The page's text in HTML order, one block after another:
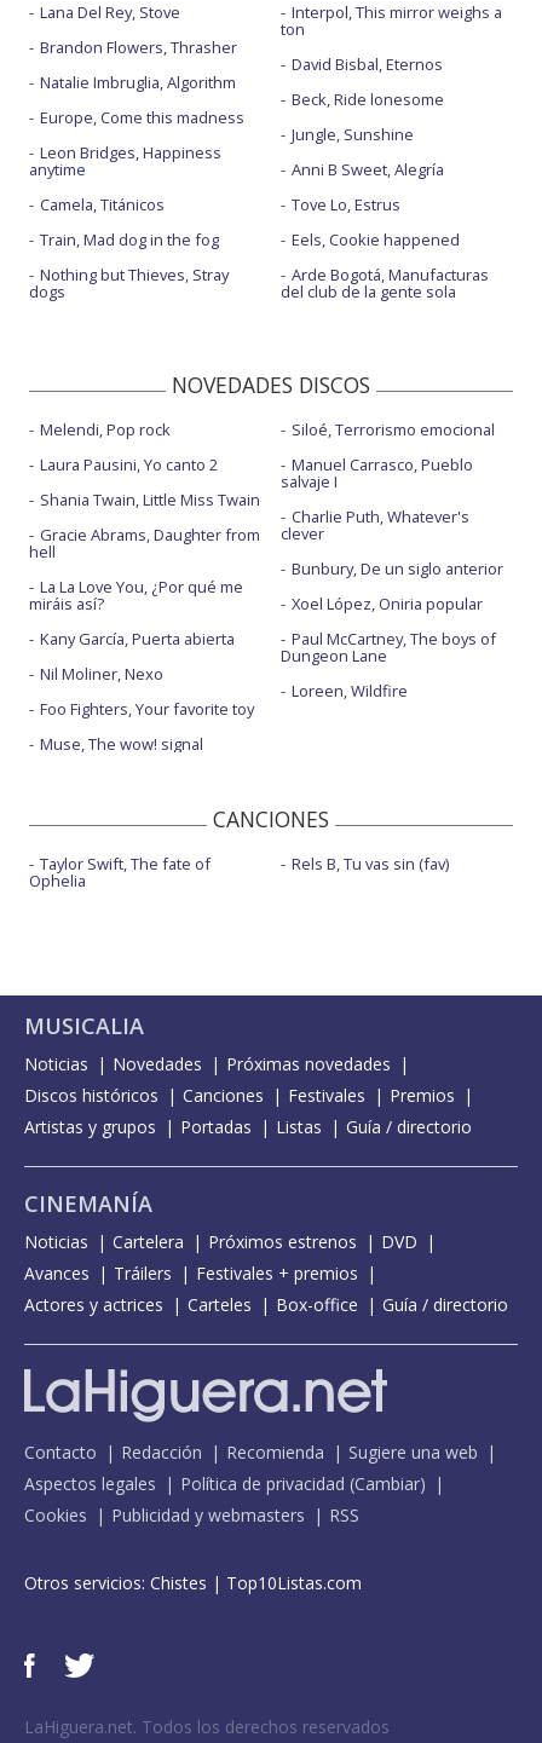
Lana Del Rey, Stove
Brandon Flowers, Thrasher
Natalie Imbruglia, Algorithm
Europe, Come this madness
Leon Bridges, Happiness
anytime
Camela, Titánicos
Train, Mad dog in the fog
Nothing but Thieves, Stray
dogs
Interpol, This mirror weighs a
ton
David Bisbal, Eternos
Beck, Ride lonesome
Jungle, Sunshine
Anni B Sweet, Alegría
Tove Lo, Estrus
Eels, Cookie happened
Arde Bogotá, Manufacturas
del club de la gente sola
NOVEDADES DISCOS
Melendi, Pop rock
Laura Pausini, Yo canto 2
Shania Twain, Little Miss Twain
Gracie Abrams, Daughter from
hell
La La Love You, ¿Por qué me
miráis así?
Kany García, Puerta abierta
Nil Moliner, Nexo
Foo Fighters, Your favorite toy
Muse, The wow! signal
Siloé, Terrorismo emocional
Manuel Carrasco, Pueblo
salvaje I
Charlie Puth, Whatever's
clever
Bunbury, De un siglo anterior
Xoel López, Oniria popular
Paul McCartney, The boys of
Dungeon Lane
Loreen, Wildfire
CANCIONES
Taylor Swift, The fate of
Ophelia
Rels B, Tu vas sin (fav)
MUSICALIA
Noticias Novedades
Próximas novedades
Discos históricos
Canciones Festivales
Premios
Artistas y grupos
Portadas Listas Guía / directorio
CINEMANÍA
Noticias Cartelera Próximos estrenos
DVD
Avances
Tráilers
Festivales + premios
Actores y actrices
Carteles Box-office Guía / directorio
Contacto Redacción Recomienda
Sugiere una web
Aspectos legales
Política de privacidad (Cambiar)
Cookies
Publicidad y webmasters RSS
Otros servicios: Chistes | Top10Listas.com
LaHiguera.net. Todos los derechos reservados